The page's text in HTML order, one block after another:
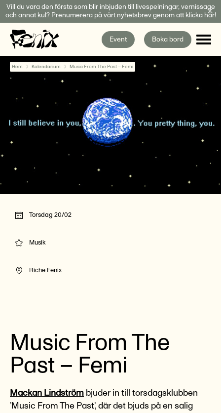
Fortsätt
till
innehållet
Vill du vara den första som blir inbjuden till livespelningar, vernissage
och annat kul? Prenumerera på vårt nyhetsbrev genom att klicka här!
Event Boka bord
Hem Kalendarium Music From The Past – Femi
Music From The
Past – Femi
Mackan Lindström bjuder in till torsdagsklubben
’Music From The Past’, där det bjuds på en salig
Torsdag 20/02
Musik
Riche Fenix